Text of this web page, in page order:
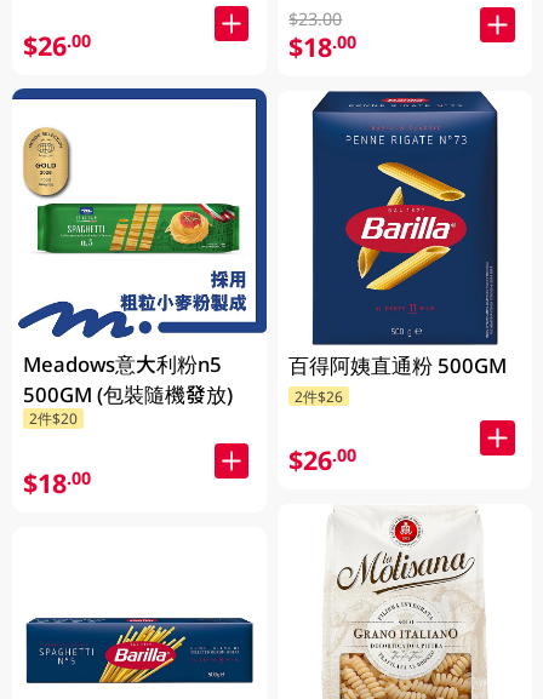
$26.00
Meadows意大利粉n5
500GM (包裝隨機發放)
2件$20
$18.00
$23.00
$18.00
百得阿姨直通粉 500GM
2件$26
$26.00